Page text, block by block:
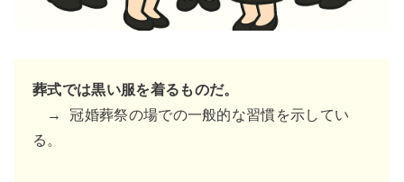
葬式では黒い服を着るものだ。
→ 冠婚葬祭の場での一般的な習慣を示してい
る。